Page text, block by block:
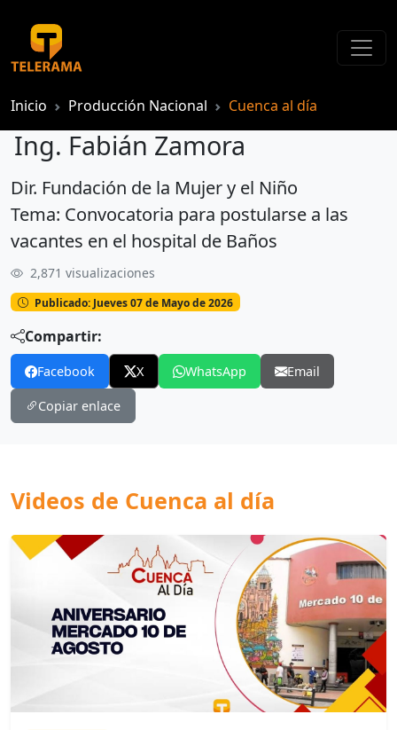
Inicio Producción Nacional Cuenca al día
Ing. Fabián Zamora
Ing. Fabián Zamora
Dir. Fundación de la Mujer y el Niño
Tema: Convocatoria para postularse a las
vacantes en el hospital de Baños
2,871 visualizaciones
Publicado: Jueves 07 de Mayo de 2026
Compartir:
Facebook X WhatsApp Email
Copiar enlace
Videos de Cuenca al día